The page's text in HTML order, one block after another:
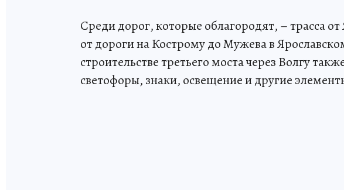
Среди дорог, которые облагородят, – трасса
от дороги на Кострому до Мужева в
строительстве третьего моста через Волгу
светофоры, знаки, освещение и другие